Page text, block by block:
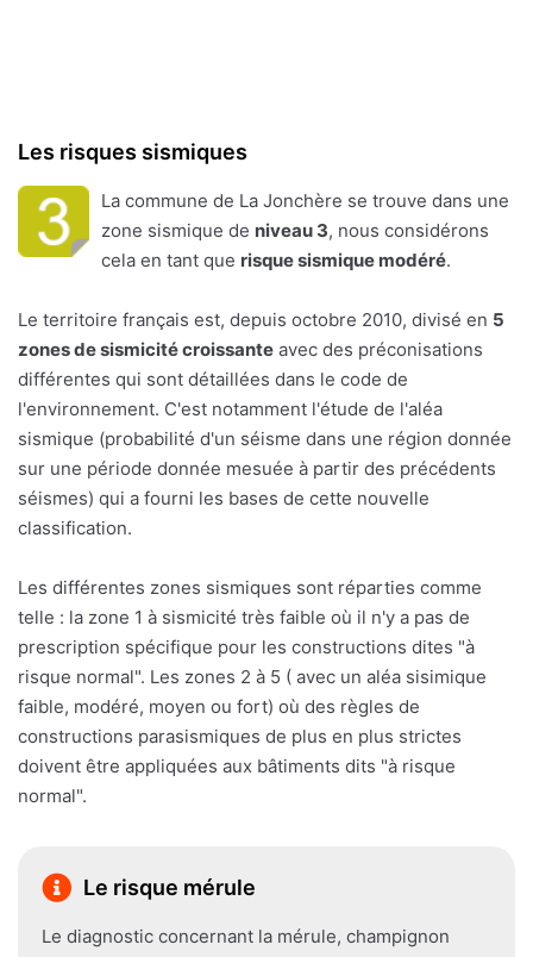
Les risques sismiques
La commune de La Jonchère se trouve dans une
zone sismique de niveau 3, nous considérons
cela en tant que risque sismique modéré.
Le territoire français est, depuis octobre 2010, divisé en 5
zones de sismicité croissante avec des préconisations
différentes qui sont détaillées dans le code de
l'environnement. C'est notamment l'étude de l'aléa
sismique (probabilité d'un séisme dans une région donnée
sur une période donnée mesuée à partir des précédents
séismes) qui a fourni les bases de cette nouvelle
classification.
Les différentes zones sismiques sont réparties comme
telle : la zone 1 à sismicité très faible où il n'y a pas de
prescription spécifique pour les constructions dites "à
risque normal". Les zones 2 à 5 ( avec un aléa sisimique
faible, modéré, moyen ou fort) où des règles de
constructions parasismiques de plus en plus strictes
doivent être appliquées aux bâtiments dits "à risque
normal".
Le risque mérule
Le diagnostic concernant la mérule, champignon